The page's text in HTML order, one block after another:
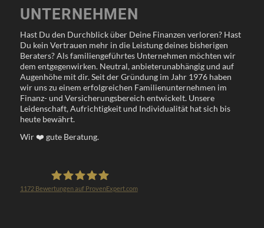
UNTERNEHMEN
Hast Du den Durchblick über Deine Finanzen verloren? Hast
Du kein Vertrauen mehr in die Leistung deines bisherigen
Beraters? Als familiengeführtes Unternehmen möchten wir
dem entgegenwirken. Neutral, anbieterunabhängig und auf
Augenhöhe mit dir. Seit der Gründung im Jahr 1976 haben
wir uns zu einem erfolgreichen Familienunternehmen im
Finanz- und Versicherungsbereich entwickelt. Unsere
Leidenschaft, Aufrichtigkeit und Individualität hat sich bis
heute bewährt.
Wir❤️ gute Beratung.
1172Bewertungen auf ProvenExpert.com